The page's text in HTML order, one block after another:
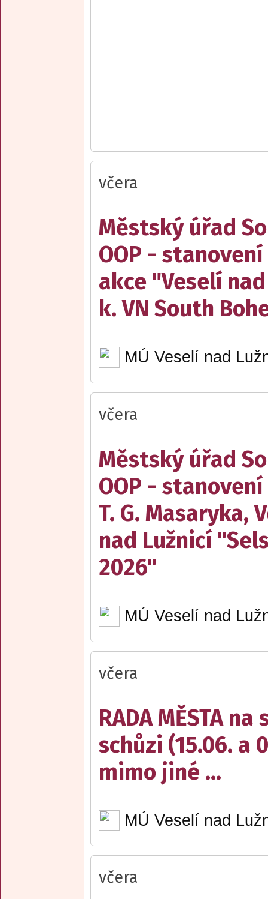
včera
Městský úřad
OOP -
akce "Veselí
k. VN South
MÚ Veselí nad
včera
Městský úřad
OOP -
T. G. Masaryka,
nad Lužnicí
2026"
MÚ Veselí nad
včera
RADA MĚSTA na
schůzi (15.06. a
mimo jiné ...
MÚ Veselí nad
včera